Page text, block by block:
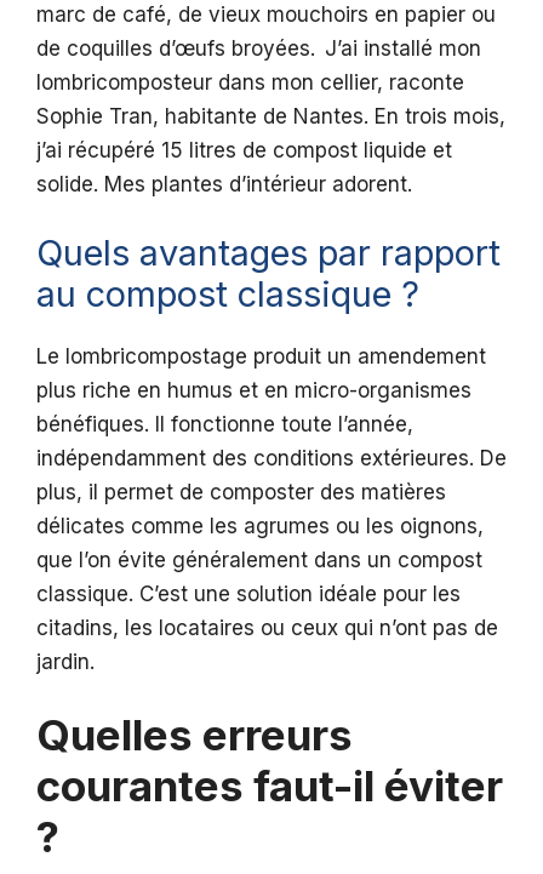
marc de café, de vieux mouchoirs en papier ou
de coquilles d’œufs broyées. J’ai installé mon
lombricomposteur dans mon cellier, raconte
Sophie Tran, habitante de Nantes. En trois mois,
j’ai récupéré 15 litres de compost liquide et
solide. Mes plantes d’intérieur adorent.
Quels avantages par rapport
au compost classique ?
Le lombricompostage produit un amendement
plus riche en humus et en micro-organismes
bénéfiques. Il fonctionne toute l’année,
indépendamment des conditions extérieures. De
plus, il permet de composter des matières
délicates comme les agrumes ou les oignons,
que l’on évite généralement dans un compost
classique. C’est une solution idéale pour les
citadins, les locataires ou ceux qui n’ont pas de
jardin.
Quelles erreurs
courantes faut-il éviter
?